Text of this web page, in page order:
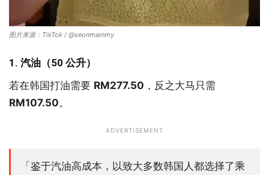
图片来源：TikTok / @seonmainmy
1. 汽油（50 公升）
若在韩国打油需要 RM277.50 ，反之大马只需
RM107.50。
ADVERTISEMENT
「鉴于汽油高成本，以致大多数韩国人都选择了乘